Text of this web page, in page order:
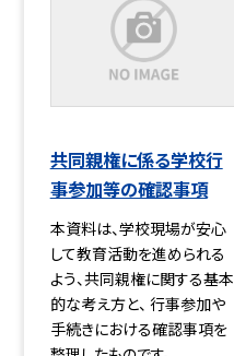
共同親権に係る学校行
事参加等の確認事項
本資料は、学校現場が安心
して教育活動を進められる
よう、共同親権に関する基本
的な考え方と、 行事参加や
手続きにおける確認事項を